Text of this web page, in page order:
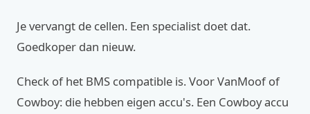
Je vervangt de cellen. Een specialist doet dat.
Goedkoper dan nieuw.
Check of het BMS compatible is. Voor VanMoof of
Cowboy: die hebben eigen accu's. Een Cowboy accu